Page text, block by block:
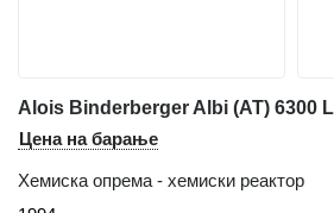
Цена на барање
Хемиска опрема - хемиски реактор